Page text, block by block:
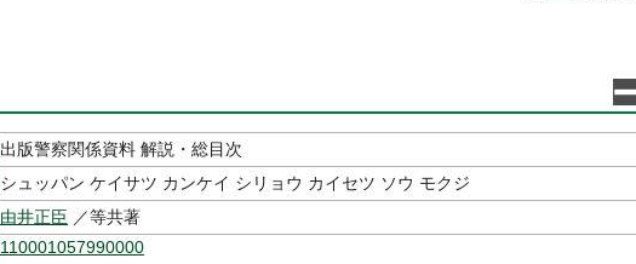
出版警察関係資料 解説・総目次
シュッパン ケイサツ カンケイ シリョウ カイセツ ソウ モクジ
由井正臣 ／等共著
110001057990000